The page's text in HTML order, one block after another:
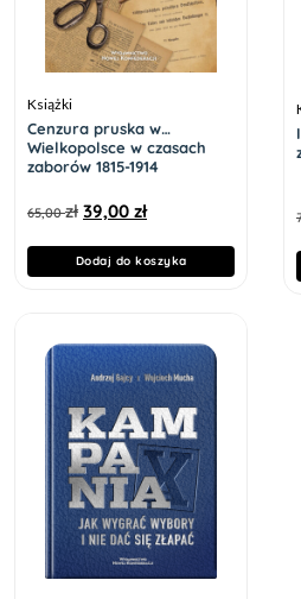
Książki
Cenzura pruska w
Wielkopolsce w czasach
zaborów 1815-1914
65,00zł 39,00 zł
Dodaj do koszyka